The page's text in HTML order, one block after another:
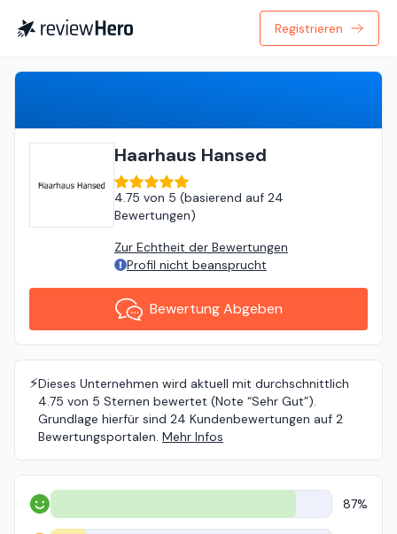
Registrieren
Haarhaus Hansed
4.75 von 5 (basierend auf 24
Bewertungen)
Zur Echtheit der Bewertungen
Profil nicht beansprucht
Bewertung Abgeben
⚡️Dieses Unternehmen wird aktuell mit durchschnittlich
4.75 von 5 Sternen bewertet (Note “Sehr Gut”).
Grundlage hierfür sind 24 Kundenbewertungen auf 2
Bewertungsportalen. Mehr Infos
Positiv 87%